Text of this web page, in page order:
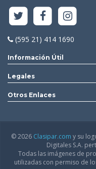
(595 21) 414 1690
Información Útil
Legales
Otros Enlaces
© 2026 Clasipar.com y su
Digitales S.A.
Todas las imágenes de
utilizadas con permiso de